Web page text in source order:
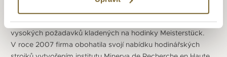
filozofie značky, a to mistrovského řemesla a uspokojení
vysokých požadavků kladených na hodinky Meisterstück.
V roce 2007 firma obohatila svojí nabídku hodinářských